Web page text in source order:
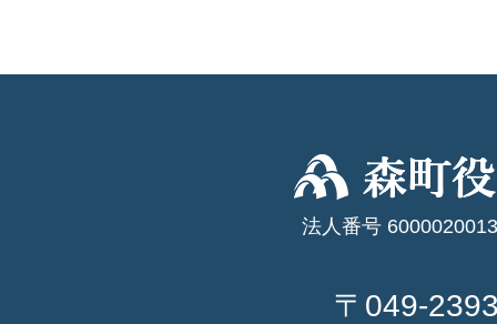
法人番号
〒049-